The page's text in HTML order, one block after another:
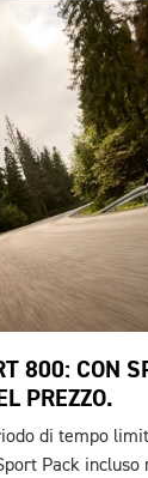
800: CON
PREZZO.
di tempo
Pack incluso